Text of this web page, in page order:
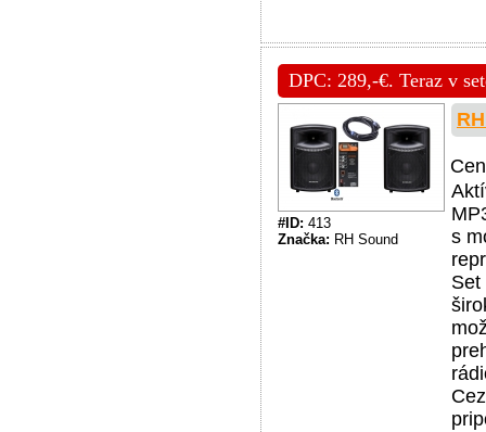
DPC: 289,-€. Teraz v
#ID: 413
Značka: RH Sound
s
Set